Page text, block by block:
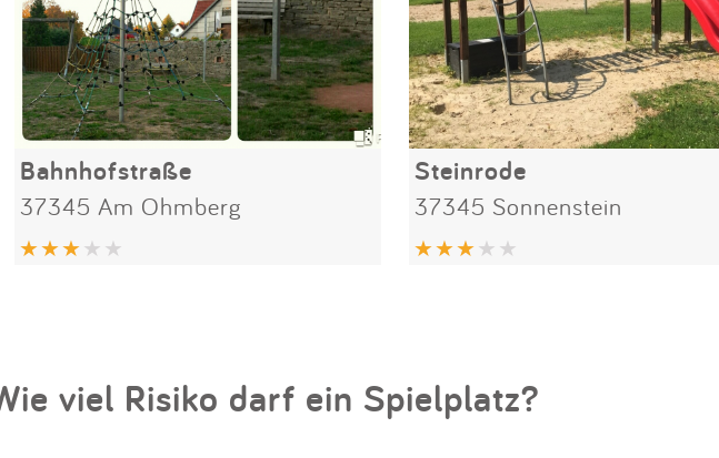
Bahnhofstraße
37345 Am Ohmberg
Steinrode
37345 Sonnenstein
viel Risiko darf ein Spielplatz?